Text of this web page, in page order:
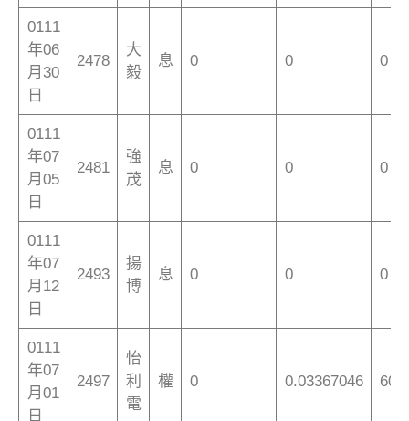
0111
年06
月30
日
2478
大
毅
息 0 0 0
0111
年07
月05
日
2481
強
茂
息 0 0 0
0111
年07
月12
日
2493
揚
博
息 0 0 0
0111
年07
月01
日
2497
怡
利
電
權 0 0.03367046 60